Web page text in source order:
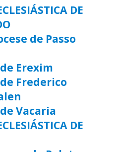
DE
de Passo
Erexim
Frederico
Vacaria
DE